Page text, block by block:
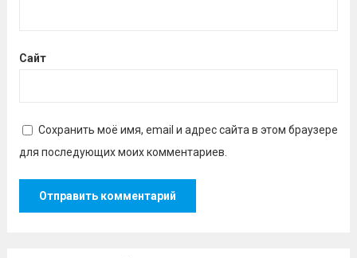
Сайт
Сохранить моё имя, email и адрес сайта в этом браузере
для последующих моих комментариев.